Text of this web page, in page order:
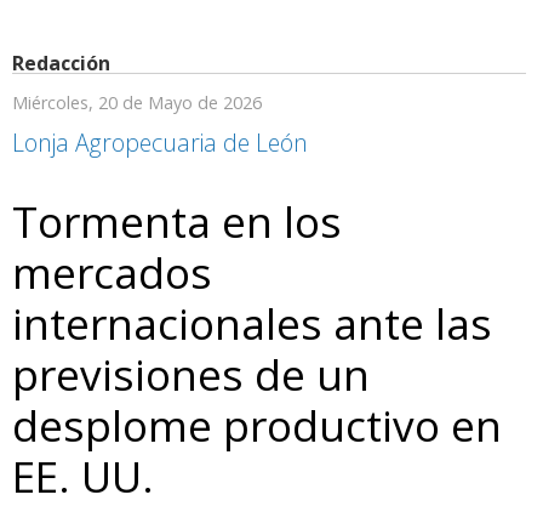
Redacción
Miércoles, 20 de Mayo de 2026
Lonja Agropecuaria de León
Tormenta en los
mercados
internacionales ante las
previsiones de un
desplome productivo en
EE. UU.